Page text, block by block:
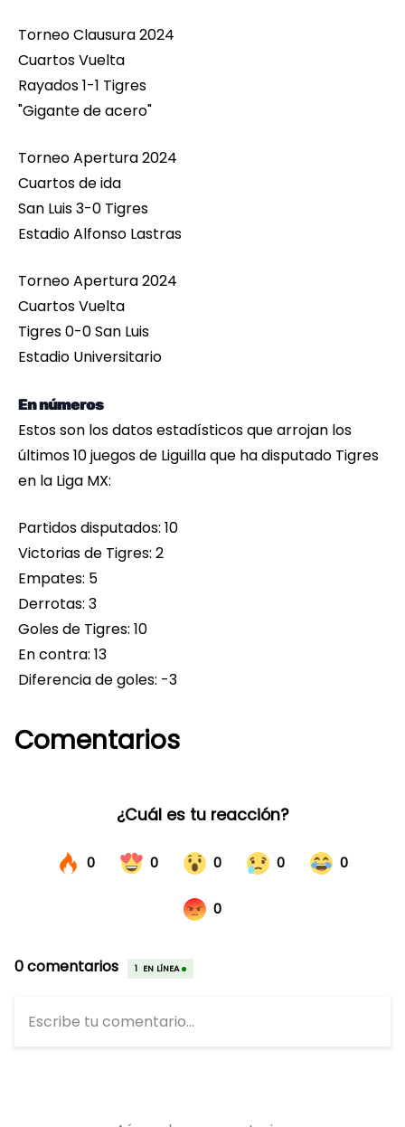
Torneo Clausura 2024
Cuartos Vuelta
Rayados 1-1 Tigres
"Gigante de acero"
Torneo Apertura 2024
Cuartos de ida
San Luis 3-0 Tigres
Estadio Alfonso Lastras
Torneo Apertura 2024
Cuartos Vuelta
Tigres 0-0 San Luis
Estadio Universitario
En números
Estos son los datos estadísticos que arrojan los
últimos 10 juegos de Liguilla que ha disputado Tigres
en la Liga MX:
Partidos disputados: 10
Victorias de Tigres: 2
Empates: 5
Derrotas: 3
Goles de Tigres: 10
En contra: 13
Diferencia de goles: -3
Comentarios